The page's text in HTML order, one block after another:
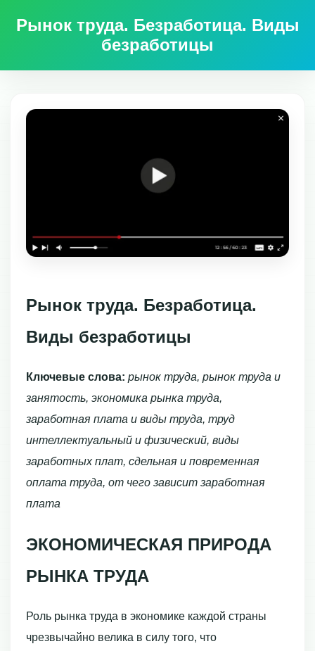
Рынок труда. Безработица. Виды
безработицы
Рынок труда. Безработица.
Виды безработицы
Ключевые слова: рынок труда, рынок труда и
занятость, экономика рынка труда,
заработная плата и виды труда, труд
интеллектуальный и физический, виды
заработных плат, сдельная и повременная
оплата труда, от чего зависит заработная
плата
ЭКОНОМИЧЕСКАЯ ПРИРОДА
РЫНКА ТРУДА
Роль рынка труда в эконо­мике каждой страны
чрезвычайно велика в силу того, что